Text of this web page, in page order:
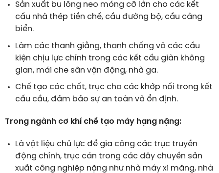
Sản xuất bu lông neo móng cỡ lớn cho các kết
cấu nhà thép tiền chế, cầu đường bộ, cầu cảng
biển.
Làm các thanh giằng, thanh chống và các cấu
kiện chịu lực chính trong các kết cấu giàn không
gian, mái che sân vận động, nhà ga.
Chế tạo các chốt, trục cho các khớp nối trong kết
cấu cầu, đảm bảo sự an toàn và ổn định.
Trong ngành cơ khí chế tạo máy hạng nặng:
Là vật liệu chủ lực để gia công các trục truyền
động chính, trục cán trong các dây chuyền sản
xuất công nghiệp nặng như nhà máy xi măng, nhà